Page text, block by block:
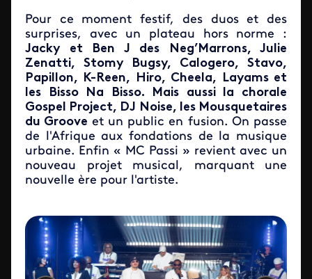
Pour ce moment festif, des duos et des
surprises, avec un plateau hors norme :
Jacky et Ben J des Neg’Marrons, Julie
Zenatti, Stomy Bugsy, Calogero, Stavo,
Papillon, K-Reen, Hiro, Cheela, Layams et
les Bisso Na Bisso. Mais aussi la chorale
Gospel Project, DJ Noise, les Mousquetaires
du Groove et un public en fusion. On passe
de l'Afrique aux fondations de la musique
urbaine. Enfin « MC Passi » revient avec un
nouveau projet musical, marquant une
nouvelle ère pour l'artiste.